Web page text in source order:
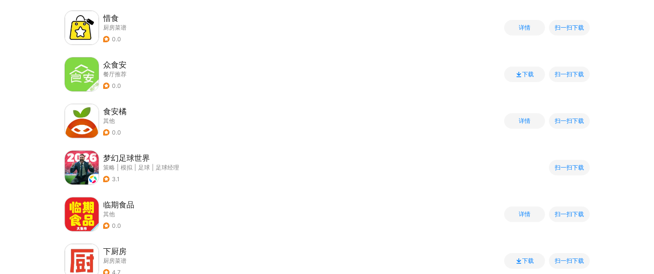
惜食
厨房菜谱
0.0
详情 扫一扫下载
众食安
餐厅推荐
0.0
下载 扫一扫下载
食安橘
其他
0.0
详情 扫一扫下载
梦幻足球世界
策略 模拟 足球
足球经理
3.1
扫一扫下载
临期食品
其他
0.0
详情 扫一扫下载
下厨房
厨房菜谱
4.7
下载 扫一扫下载